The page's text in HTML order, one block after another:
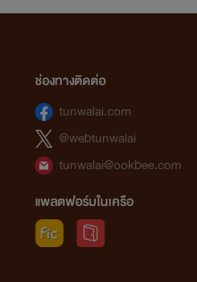
ช่องทางติดต่อ
tunwalai.com
@webtunwalai
tunwalai@ookbee.com
แพลตฟอร์มในเครือ